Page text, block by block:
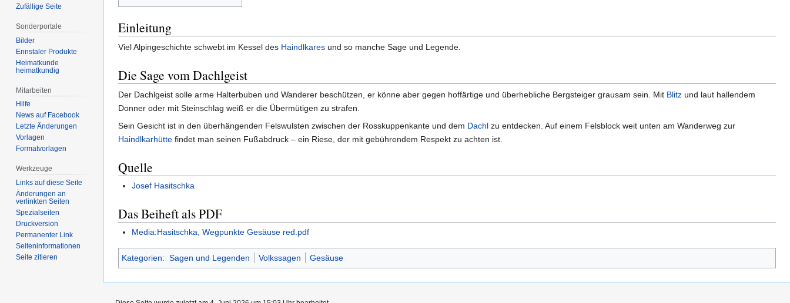
Einleitung
Viel Alpingeschichte schwebt im Kessel des Haindlkares und so manche Sage und Legende.
Die Sage vom Dachlgeist
Der Dachlgeist solle arme Halterbuben und Wanderer beschützen, er könne aber gegen hoffärtige und überhebliche Bergsteiger grausam sein. Mit Blitz und laut hallendem
Donner oder mit Steinschlag weiß er die Übermütigen zu strafen.
Sein Gesicht ist in den überhängenden Felswulsten zwischen der Rosskuppenkante und dem Dachl zu entdecken. Auf einem Felsblock weit unten am Wanderweg zur
Haindlkarhütte findet man seinen Fußabdruck – ein Riese, der mit gebührendem Respekt zu achten ist.
Quelle
Josef Hasitschka
Das Beiheft als PDF
Media:Hasitschka, Wegpunkte Gesäuse red.pdf
Kategorien: Sagen und Legenden Volkssagen Gesäuse
Zufällige Seite
Sonderportale
Bilder
Ennstaler Produkte
Heimatkunde
heimatkundig
Mitarbeiten
Hilfe
News auf Facebook
Letzte Änderungen
Vorlagen
Formatvorlagen
Werkzeuge
Links auf diese Seite
Änderungen an
verlinkten Seiten
Spezialseiten
Druckversion
Permanenter Link
Seiten­informationen
Seite zitieren